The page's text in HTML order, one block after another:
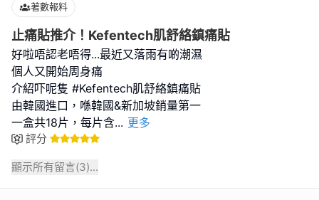
著數報料
止痛貼推介！Kefentech肌舒絡鎮痛貼
好啦唔認老唔得...最近又落雨有啲潮濕
個人又開始周身痛
介紹吓呢隻 #Kefentech肌舒絡鎮痛貼
由韓國進口，喺韓國&新加坡銷量第一
一盒共18片，每片含... 更多
評分
顯示所有留言(3)...